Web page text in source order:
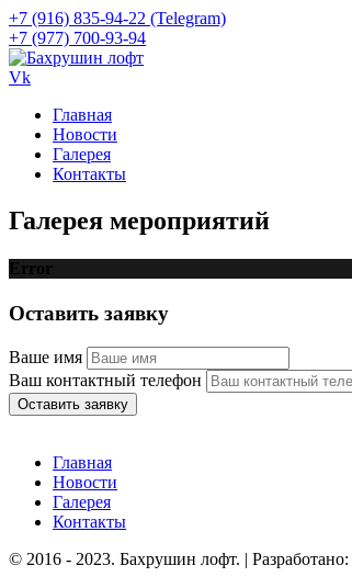
+7 (916) 835-94-22 (Telegram)
+7 (977) 700-93-94
Vk
Главная
Новости
Галерея
Контакты
Галерея мероприятий
Error
Оставить заявку
Ваше имя
Ваш контактный телефон
Оставить заявку
Главная
Новости
Галерея
Контакты
© 2016 - 2023. Бахрушин лофт. | Разработано: